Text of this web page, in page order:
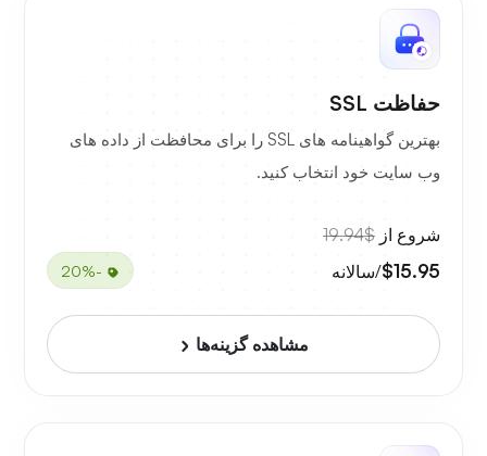
حفاظت SSL
بهترین گواهینامه های SSL را برای محافظت از داده های
وب سایت خود انتخاب کنید.
شروع از $19.94
$15.95/سالانه -20%
مشاهده گزینه‌ها